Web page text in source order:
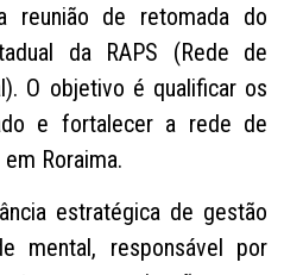
reunião de retomada do
da RAPS (Rede de
O objetivo é qualificar os
e fortalecer a rede de
Roraima.
estratégica de gestão
mental, responsável por